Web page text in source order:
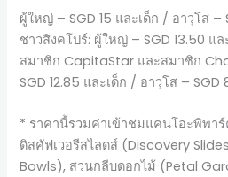
ผู้ใหญ่ – SGD 15 และเด็ก / อาวุโส –
ชาวสิงคโปร์: ผู้ใหญ่ – SGD 13.50 แ
สมาชิก CapitaStar และสมาชิก
SGD 12.85 และเด็ก / อาวุโส – SGD
* ราคานี้รวมค่าเข้าชมแคนโอะพิพา
ดิสคัฟเวอรีสไลดส์ (Discovery
Bowls), สวนกลีบดอกไม้ (Petal